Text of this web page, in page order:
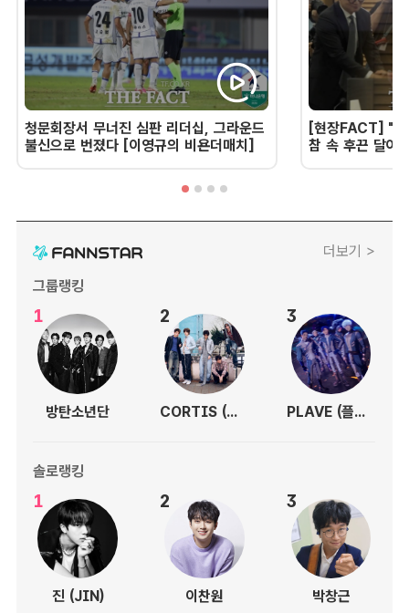
청문회장서 무너진 심판 리더십, 그라운드
불신으로 번졌다 [이영규의 비욘더매치]
[현장FACT] "한
참 속 후끈 달아
더보기 >
그룹랭킹
1
방탄소년단
2
CORTIS (코르티스)
3
PLAVE (플레이브)
솔로랭킹
1
진 (JIN)
2
이찬원
3
박창근